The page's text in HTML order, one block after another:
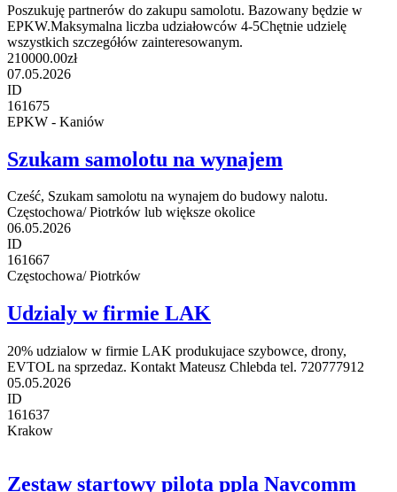
Poszukuję partnerów do zakupu samolotu. Bazowany będzie w
EPKW.Maksymalna liczba udziałowców 4-5Chętnie udzielę
wszystkich szczegółów zainteresowanym.
210000.00zł
07.05.2026
ID
161675
EPKW - Kaniów
Szukam samolotu na wynajem
Cześć, Szukam samolotu na wynajem do budowy nalotu.
Częstochowa/ Piotrków lub większe okolice
06.05.2026
ID
161667
Częstochowa/ Piotrków
Udzialy w firmie LAK
20% udzialow w firmie LAK produkujace szybowce, drony,
EVTOL na sprzedaz. Kontakt Mateusz Chlebda tel. 720777912
05.05.2026
ID
161637
Krakow
Zestaw startowy pilota ppla Navcomm